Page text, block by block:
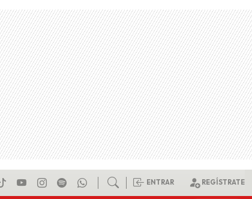
ENTRAR REGÍSTRATE